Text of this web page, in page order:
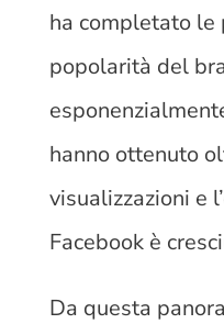
ha completato le
popolarità del
hanno ottenuto
visualizzazioni e
Facebook è
Da questa